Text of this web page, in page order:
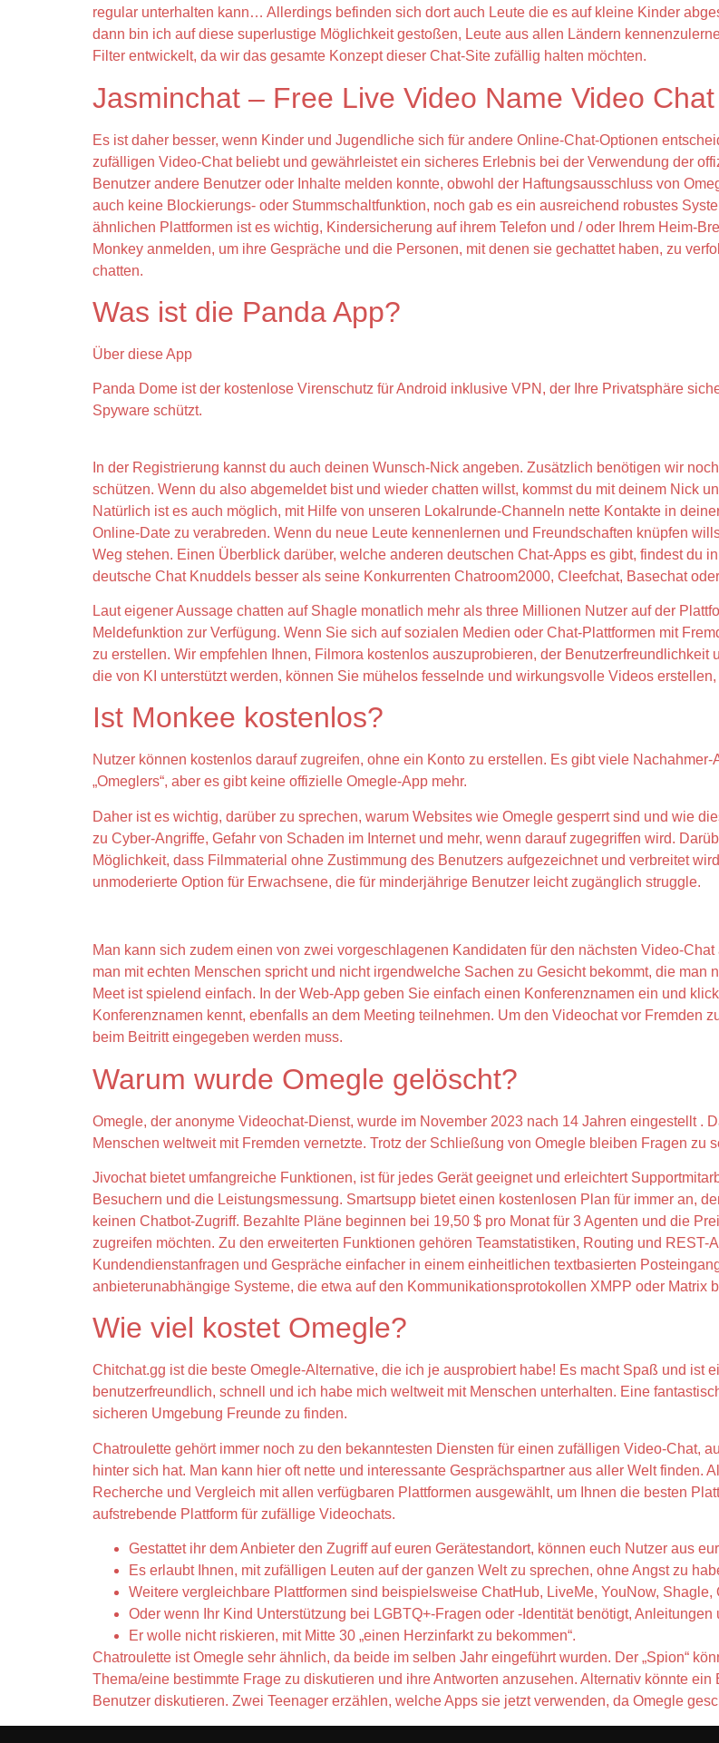
regular unterhalten kann… Allerdings befinden sich dort auch Leute die es auf kleine Kinder
dann bin ich auf diese superlustige Möglichkeit gestoßen, Leute aus allen Ländern
Filter entwickelt, da wir das gesamte Konzept dieser Chat-Site zufällig halten möchten.
Jasminchat – Free Live Video Name Video
Es ist daher besser, wenn Kinder und Jugendliche sich für andere Online-Chat-Optionen
zufälligen Video-Chat beliebt und gewährleistet ein sicheres Erlebnis bei der Verwendung der
Benutzer andere Benutzer oder Inhalte melden konnte, obwohl der Haftungsausschluss von
auch keine Blockierungs- oder Stummschaltfunktion, noch gab es ein ausreichend robustes
ähnlichen Plattformen ist es wichtig, Kindersicherung auf ihrem Telefon und / oder Ihrem Heim-
Monkey anmelden, um ihre Gespräche und die Personen, mit denen sie gechattet haben, zu
chatten.
Was ist die Panda App?
Über diese App
Panda Dome ist der kostenlose Virenschutz für Android inklusive VPN, der Ihre Privatsphäre
Spyware schützt.
In der Registrierung kannst du auch deinen Wunsch-Nick angeben. Zusätzlich benötigen wir
schützen. Wenn du also abgemeldet bist und wieder chatten willst, kommst du mit deinem Nick
Natürlich ist es auch möglich, mit Hilfe von unseren Lokalrunde-Channeln nette Kontakte in
Online-Date zu verabreden. Wenn du neue Leute kennenlernen und Freundschaften knüpfen
Weg stehen. Einen Überblick darüber, welche anderen deutschen Chat-Apps es gibt, findest du
deutsche Chat Knuddels besser als seine Konkurrenten Chatroom2000, Cleefchat, Basechat
Laut eigener Aussage chatten auf Shagle monatlich mehr als three Millionen Nutzer auf der
Meldefunktion zur Verfügung. Wenn Sie sich auf sozialen Medien oder Chat-Plattformen mit
zu erstellen. Wir empfehlen Ihnen, Filmora kostenlos auszuprobieren, der
die von KI unterstützt werden, können Sie mühelos fesselnde und wirkungsvolle Videos
Ist Monkee kostenlos?
Nutzer können kostenlos darauf zugreifen, ohne ein Konto zu erstellen. Es gibt viele Nachahmer-
„Omeglers“, aber es gibt keine offizielle Omegle-App mehr.
Daher ist es wichtig, darüber zu sprechen, warum Websites wie Omegle gesperrt sind und wie
zu Cyber-Angriffe, Gefahr von Schaden im Internet und mehr, wenn darauf zugegriffen wird.
Möglichkeit, dass Filmmaterial ohne Zustimmung des Benutzers aufgezeichnet und verbreitet
unmoderierte Option für Erwachsene, die für minderjährige Benutzer leicht zugänglich struggle.
Man kann sich zudem einen von zwei vorgeschlagenen Kandidaten für den nächsten Video-
man mit echten Menschen spricht und nicht irgendwelche Sachen zu Gesicht bekommt, die
Meet ist spielend einfach. In der Web-App geben Sie einfach einen Konferenznamen ein und
Konferenznamen kennt, ebenfalls an dem Meeting teilnehmen. Um den Videochat vor Fremden
beim Beitritt eingegeben werden muss.
Warum wurde Omegle gelöscht?
Omegle, der anonyme Videochat-Dienst, wurde im November 2023 nach 14 Jahren eingestellt .
Menschen weltweit mit Fremden vernetzte. Trotz der Schließung von Omegle bleiben Fragen zu
Jivochat bietet umfangreiche Funktionen, ist für jedes Gerät geeignet und erleichtert
Besuchern und die Leistungsmessung. Smartsupp bietet einen kostenlosen Plan für immer an,
keinen Chatbot-Zugriff. Bezahlte Pläne beginnen bei 19,50 $ pro Monat für 3 Agenten und die
zugreifen möchten. Zu den erweiterten Funktionen gehören Teamstatistiken, Routing und REST-
Kundendienstanfragen und Gespräche einfacher in einem einheitlichen textbasierten
anbieterunabhängige Systeme, die etwa auf den Kommunikationsprotokollen XMPP oder Matrix
Wie viel kostet Omegle?
Chitchat.gg ist die beste Omegle-Alternative, die ich je ausprobiert habe! Es macht Spaß und ist
benutzerfreundlich, schnell und ich habe mich weltweit mit Menschen unterhalten. Eine
sicheren Umgebung Freunde zu finden.
Chatroulette gehört immer noch zu den bekanntesten Diensten für einen zufälligen Video-Chat,
hinter sich hat. Man kann hier oft nette und interessante Gesprächspartner aus aller Welt finden.
Recherche und Vergleich mit allen verfügbaren Plattformen ausgewählt, um Ihnen die besten
aufstrebende Plattform für zufällige Videochats.
Gestattet ihr dem Anbieter den Zugriff auf euren Gerätestandort, können euch Nutzer aus
Es erlaubt Ihnen, mit zufälligen Leuten auf der ganzen Welt zu sprechen, ohne Angst zu
Weitere vergleichbare Plattformen sind beispielsweise ChatHub, LiveMe, YouNow,
Oder wenn Ihr Kind Unterstützung bei LGBTQ+-Fragen oder -Identität benötigt,
Er wolle nicht riskieren, mit Mitte 30 „einen Herzinfarkt zu bekommen“.
Chatroulette ist Omegle sehr ähnlich, da beide im selben Jahr eingeführt wurden. Der „Spion“
Thema/eine bestimmte Frage zu diskutieren und ihre Antworten anzusehen. Alternativ könnte
Benutzer diskutieren. Zwei Teenager erzählen, welche Apps sie jetzt verwenden, da Omegle